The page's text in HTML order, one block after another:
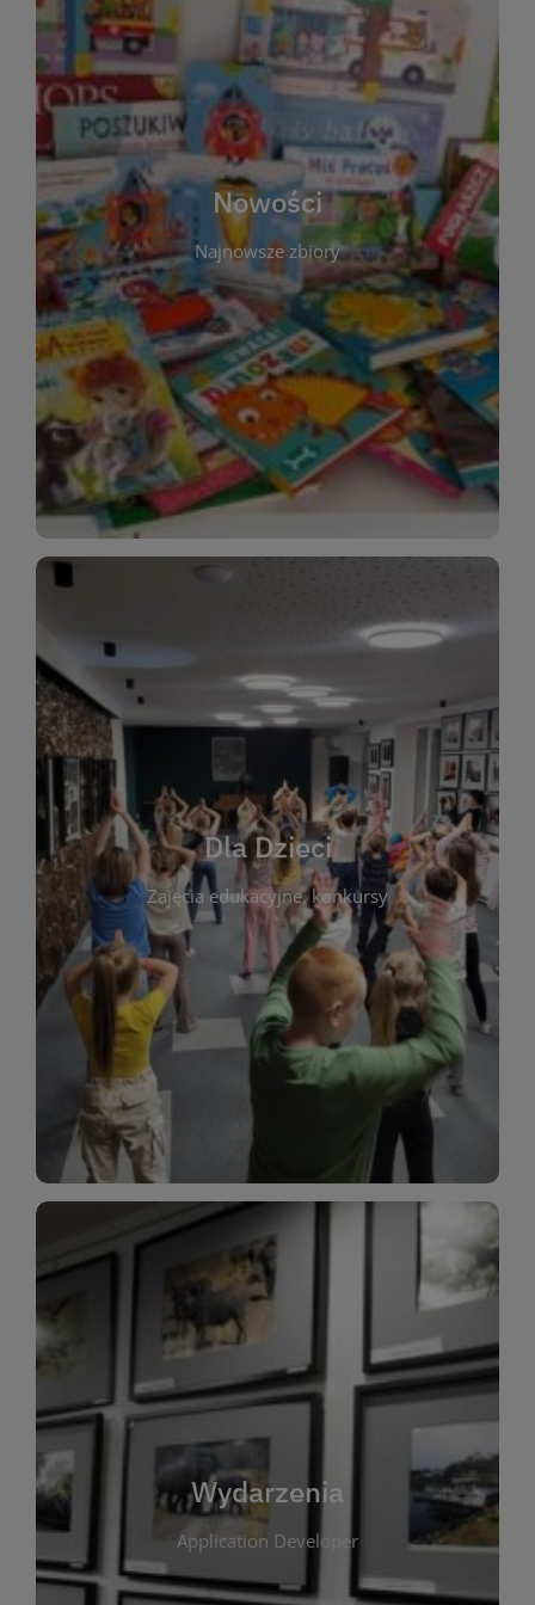
Nowości
Najnowsze zbiory
W tej sekcji prezentujemy najnowsze książki,
audiobooki oraz filmy, które właśnie trafiły do
zbiorów Miejskiej Biblioteki Publicznej w
Starachowicach. Regularnie aktualizujemy listę,
aby Czytelnicy mogli na bieżąco odkrywać świeże
tytuły i najciekawsze premiery wydawnicze. Każda
pozycja opatrzona jest krótkim opisem i
informacją o dostępności w katalogu. Zachęcamy
do częstych odwiedzin – nowości pojawiają się
niemal każdego tygodnia! Dzięki tej zakładce
zawsze będziesz wiedzieć, co warto przeczytać
jako pierwsze.
WIĘCEJ
Dla Dzieci
Zajęcia edukacyjne, konkursy
Dla Dzieci
To miejsce stworzone z myślą o najmłodszych
czytelnikach i ich rodzicach. Znajdziesz tu
informacje o zajęciach edukacyjnych, konkursach
plastycznych i spotkaniach z autorami książek dla
dzieci. Biblioteka oferuje bogaty wybór bajek,
opowiadań i lektur szkolnych, a także przyjazny
kącik do wspólnego czytania. Pragniemy
rozbudzać miłość do książek od najmłodszych lat.
Zapraszamy do wspólnej zabawy i odkrywania
świata literatury!
WIĘCEJ
Wydarzenia
Application Developer
Wydarzenia
W tej zakładce publikujemy informacje o
wszystkich wydarzeniach organizowanych przez
bibliotekę. Znajdziesz tu zapowiedzi spotkań
autorskich, warsztatów, prelekcji i zajęć
tematycznych dla różnych grup wiekowych. Każde
wydarzenie ma na celu promowanie kultury
czytelniczej oraz integrację społeczności lokalnej.
Dzięki kalendarzowi wydarzeń możesz łatwo